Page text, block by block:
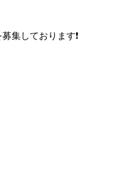
集しております❗️